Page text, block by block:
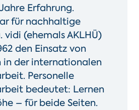
Erfahrung.
für nachhaltige
vidi (ehemals AKLHÜ)
den Einsatz von
in der internationalen
Personelle
bedeutet: Lernen
– für beide Seiten.